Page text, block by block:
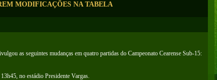
MODIFICAÇÕES NA TABELA
as seguintes mudanças em quatro partidas do Campeonato Cearense Sub-15:
no estádio Presidente Vargas.